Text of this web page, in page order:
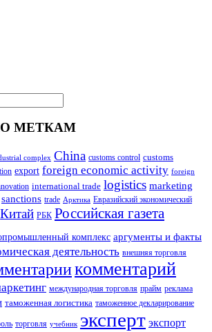
МЕТКАМ
complex China customs control customs
export foreign economic activity foreign
international trade logistics marketing
sanctions trade Арктика Евразийский экономический
Китай РБК Российская газета
комплекс аргументы и факты
деятельность внешняя торговля
комментарий
международная торговля прайм реклама
таможенная логистика таможенное декларирование
торговля учебник эксперт экспорт